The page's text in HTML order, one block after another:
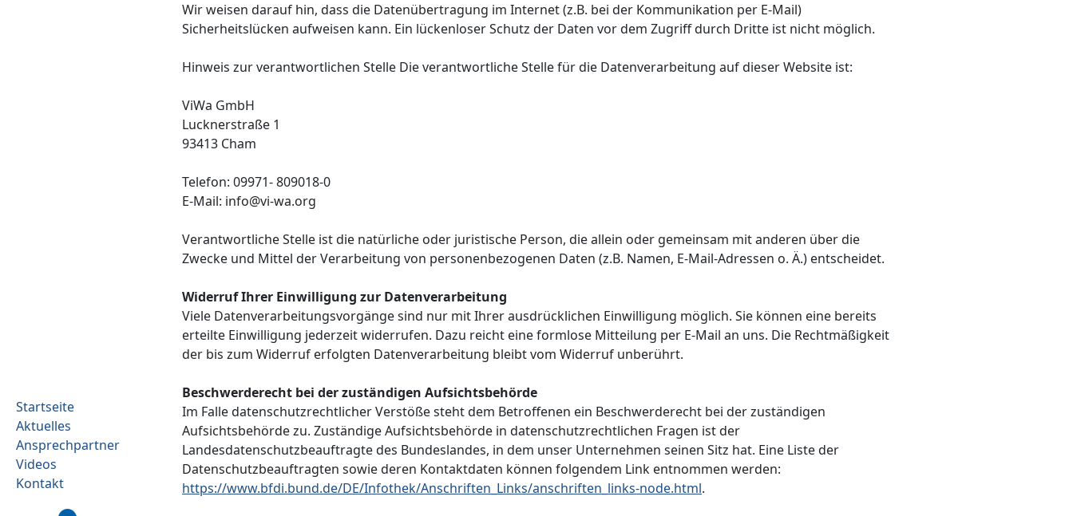
Startseite
Aktuelles
Ansprechpartner
Videos
Kontakt
Wir weisen darauf hin, dass die Datenübertragung im Internet (z.B. bei der Kommunikation per E-Mail)
Sicherheitslücken aufweisen kann. Ein lückenloser Schutz der Daten vor dem Zugriff durch Dritte ist nicht möglich.
Hinweis zur verantwortlichen Stelle Die verantwortliche Stelle für die Datenverarbeitung auf dieser Website ist:
ViWa GmbH
Lucknerstraße 1
93413 Cham
Telefon: 09971- 809018-0
E-Mail: info@vi-wa.org
Verantwortliche Stelle ist die natürliche oder juristische Person, die allein oder gemeinsam mit anderen über die
Zwecke und Mittel der Verarbeitung von personenbezogenen Daten (z.B. Namen, E-Mail-Adressen o. Ä.) entscheidet.
Widerruf Ihrer Einwilligung zur Datenverarbeitung
Viele Datenverarbeitungsvorgänge sind nur mit Ihrer ausdrücklichen Einwilligung möglich. Sie können eine bereits
erteilte Einwilligung jederzeit widerrufen. Dazu reicht eine formlose Mitteilung per E-Mail an uns. Die Rechtmäßigkeit
der bis zum Widerruf erfolgten Datenverarbeitung bleibt vom Widerruf unberührt.
Beschwerderecht bei der zuständigen Aufsichtsbehörde
Im Falle datenschutzrechtlicher Verstöße steht dem Betroffenen ein Beschwerderecht bei der zuständigen
Aufsichtsbehörde zu. Zuständige Aufsichtsbehörde in datenschutzrechtlichen Fragen ist der
Landesdatenschutzbeauftragte des Bundeslandes, in dem unser Unternehmen seinen Sitz hat. Eine Liste der
Datenschutzbeauftragten sowie deren Kontaktdaten können folgendem Link entnommen werden:
https://www.bfdi.bund.de/DE/Infothek/Anschriften_Links/anschriften_links-node.html.